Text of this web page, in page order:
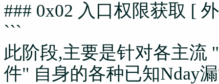
### 0x02 入口权限获取 [
```
此阶段,主要是针对各主流
件" 自身的各种已知Nday